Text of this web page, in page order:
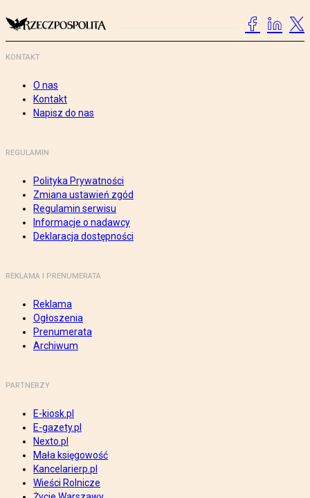
KONTAKT
O nas
Kontakt
Napisz do nas
REGULAMIN
Polityka Prywatności
Zmiana ustawień zgód
Regulamin serwisu
Informacje o nadawcy
Deklaracja dostępności
REKLAMA I PRENUMERATA
Reklama
Ogłoszenia
Prenumerata
Archiwum
PARTNERZY
E-kiosk.pl
E-gazety.pl
Nexto.pl
Mała księgowość
Kancelarierp.pl
Wieści Rolnicze